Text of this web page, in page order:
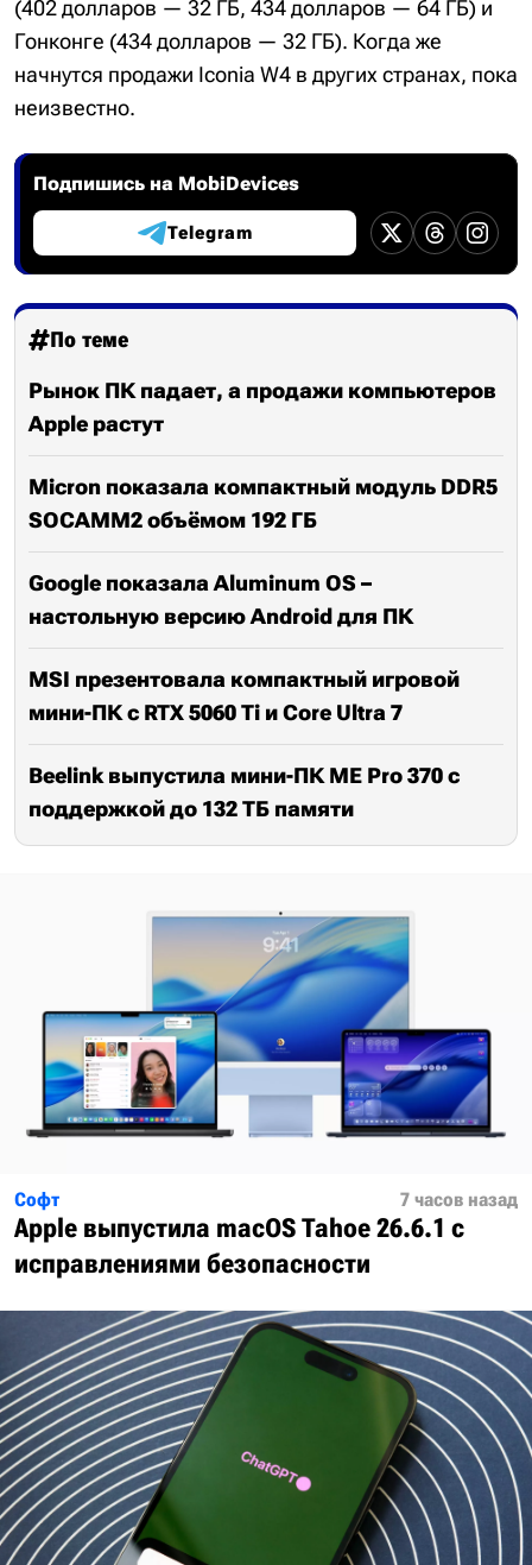
(402 долларов — 32 ГБ, 434 долларов — 64 ГБ) и
Гонконге (434 долларов — 32 ГБ). Когда же
начнутся продажи Iconia W4 в других странах, пока
неизвестно.
Подпишись на MobiDevices
Telegram
По теме
Рынок ПК падает, а продажи компьютеров
Apple растут
Micron показала компактный модуль DDR5
SOCAMM2 объёмом 192 ГБ
Google показала Aluminum OS –
настольную версию Android для ПК
MSI презентовала компактный игровой
мини-ПК с RTX 5060 Ti и Core Ultra 7
Beelink выпустила мини-ПК ME Pro 370 с
поддержкой до 132 ТБ памяти
Софт 7 часов назад
Apple выпустила macOS Tahoe 26.6.1 с
исправлениями безопасности